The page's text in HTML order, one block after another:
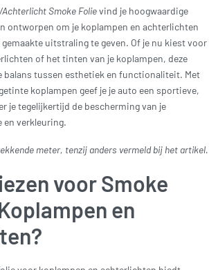
Smoke Folievind je hoogwaardige
ontworpen om je koplampen en achterlichten
uitstraling te geven. Of je nu kiest voor
of het tinten van je koplampen, deze
balans tussen esthetiek en functionaliteit. Met
koplampen geef je je auto een sportieve,
je tegelijkertijd de bescherming van je
en verkleuring.
meter, tenzij anders vermeld bij het artikel.
voor Smoke
en